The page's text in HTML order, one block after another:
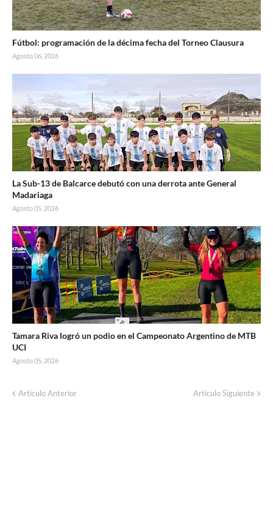
Fútbol: programación de la décima fecha del Torneo Clausura
Agosto 06, 2026
La Sub-13 de Balcarce debutó con una derrota ante General
Madariaga
Agosto 05, 2026
Tamara Riva logró un podio en el Campeonato Argentino de MTB
UCI
Agosto 05, 2026
Artículo Anterior Artículo Siguiente